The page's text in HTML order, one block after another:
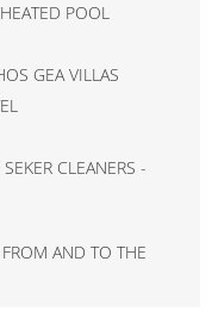
POOL
GEA VILLAS
CLEANERS -
AND TO THE